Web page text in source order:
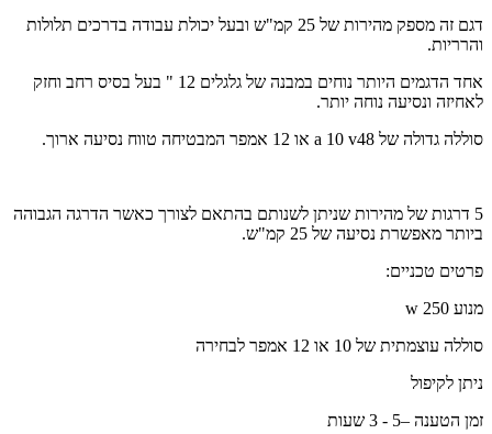
דגם זה מספק מהירות של 25 קמ"ש ובעל יכולת עבודה בדרכים תלולות
והרריות.
אחד הדגמים היותר נוחים במבנה של גלגלים 12 " בעל בסיס רחב וחזק
לאחיזה ונסיעה נוחה יותר.
סוללה גדולה של 48
v
a או 12 אמפר המבטיחה טווח נסיעה ארוך.
5 דרגות של מהירות שניתן לשנותם בהתאם לצורך כאשר הדרגה הגבוהה
ביותר מאפשרת נסיעה של 25 קמ"ש.
פרטים טכניים:
מנוע 250
w
סוללה עוצמתית של 10 או 12 אמפר לבחירה
ניתן לקיפול
זמן הטענה –5 - 3 שעות